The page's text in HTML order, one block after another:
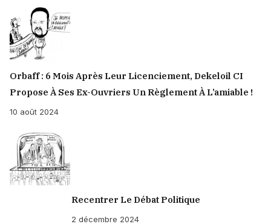
Orbaff : 6 Mois Après Leur Licenciement, Dekeloil CI
Propose À Ses Ex-Ouvriers Un Règlement À L’amiable !
10 août 2024
Recentrer Le Débat Politique
2 décembre 2024